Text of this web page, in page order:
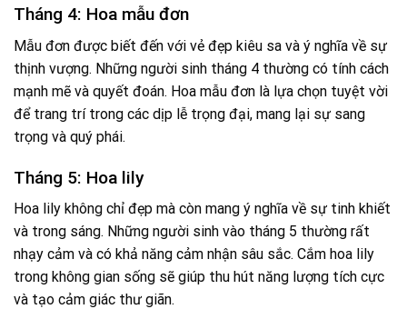
Tháng 4: Hoa mẫu đơn
Mẫu đơn được biết đến với vẻ đẹp kiêu sa và ý nghĩa về sự
thịnh vượng. Những người sinh tháng 4 thường có tính cách
mạnh mẽ và quyết đoán. Hoa mẫu đơn là lựa chọn tuyệt vời
để trang trí trong các dịp lễ trọng đại, mang lại sự sang
trọng và quý phái.
Tháng 5: Hoa lily
Hoa lily không chỉ đẹp mà còn mang ý nghĩa về sự tinh khiết
và trong sáng. Những người sinh vào tháng 5 thường rất
nhạy cảm và có khả năng cảm nhận sâu sắc. Cắm hoa lily
trong không gian sống sẽ giúp thu hút năng lượng tích cực
và tạo cảm giác thư giãn.